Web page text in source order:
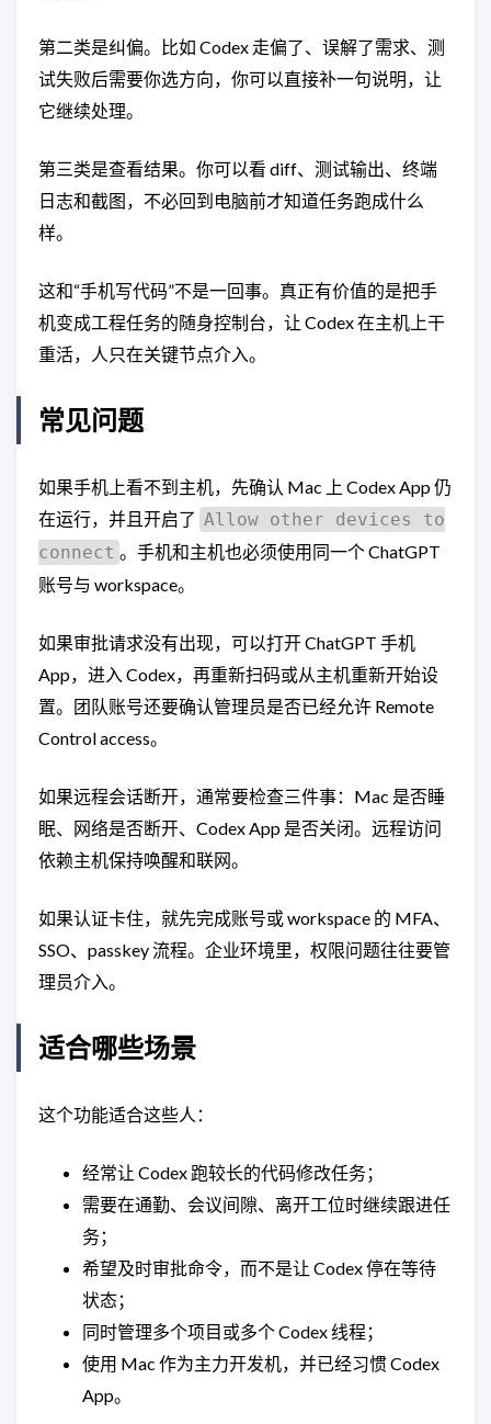
第二类是纠偏。比如 Codex 走偏了、误解了需求、测
试失败后需要你选方向，你可以直接补一句说明，让
它继续处理。
第三类是查看结果。你可以看 diff、测试输出、终端
日志和截图，不必回到电脑前才知道任务跑成什么
样。
这和“手机写代码”不是一回事。真正有价值的是把手
机变成工程任务的随身控制台，让 Codex 在主机上干
重活，人只在关键节点介入。
常见问题
如果手机上看不到主机，先确认 Mac 上 Codex App 仍
在运行，并且开启了 Allow other devices to
connect 。手机和主机也必须使用同一个 ChatGPT
账号与 workspace。
如果审批请求没有出现，可以打开 ChatGPT 手机
App，进入 Codex，再重新扫码或从主机重新开始设
置。团队账号还要确认管理员是否已经允许 Remote
Control access。
如果远程会话断开，通常要检查三件事：Mac 是否睡
眠、网络是否断开、Codex App 是否关闭。远程访问
依赖主机保持唤醒和联网。
如果认证卡住，就先完成账号或 workspace 的 MFA、
SSO、passkey 流程。企业环境里，权限问题往往要管
理员介入。
适合哪些场景
这个功能适合这些人：
经常让 Codex 跑较长的代码修改任务；
需要在通勤、会议间隙、离开工位时继续跟进任
务；
希望及时审批命令，而不是让 Codex 停在等待
状态；
同时管理多个项目或多个 Codex 线程；
使用 Mac 作为主力开发机，并已经习惯 Codex
App。